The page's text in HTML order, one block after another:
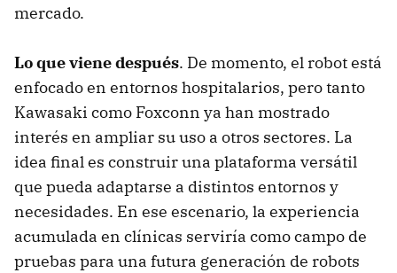
mercado.
Lo que viene después. De momento, el robot está
enfocado en entornos hospitalarios, pero tanto
Kawasaki como Foxconn ya han mostrado
interés en ampliar su uso a otros sectores. La
idea final es construir una plataforma versátil
que pueda adaptarse a distintos entornos y
necesidades. En ese escenario, la experiencia
acumulada en clínicas serviría como campo de
pruebas para una futura generación de robots